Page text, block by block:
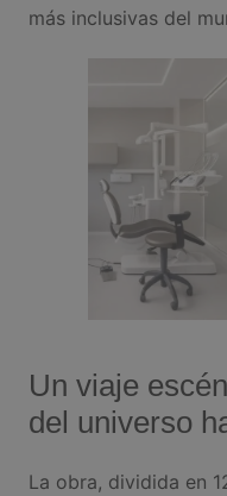
más inclusivas del
Un viaje
del universo
La obra, dividida en